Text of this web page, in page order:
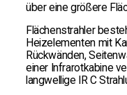
über eine größere
Flächenstrahler
Heizelementen mit
Rückwänden,
einer Infrarotkabine
langwellige IR C